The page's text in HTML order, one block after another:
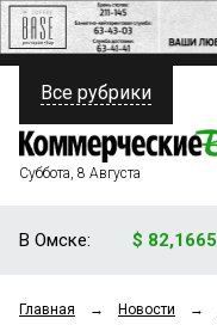
ПОЛИТИКА
ФИНАНСЫ
ОБЩЕСТВО
Все рубрики
Суббота, 8 Августа
В Омске: $ 82,1665
Главная → Новости →